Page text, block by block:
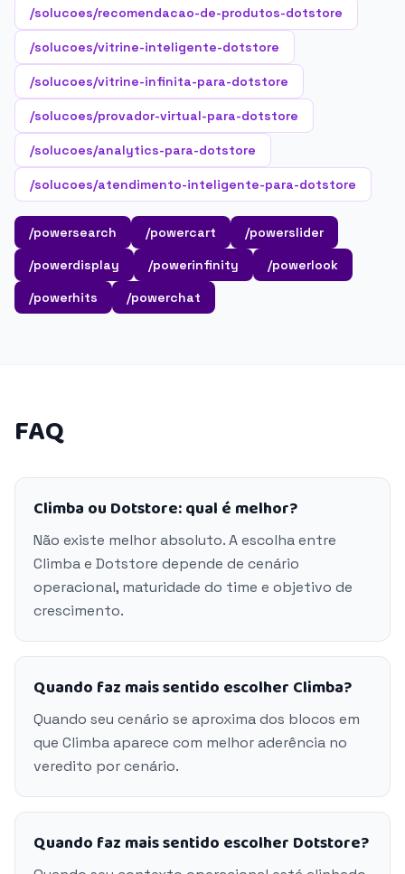
/solucoes/recomendacao-de-produtos-dotstore
/solucoes/vitrine-inteligente-dotstore
/solucoes/vitrine-infinita-para-dotstore
/solucoes/provador-virtual-para-dotstore
/solucoes/analytics-para-dotstore
/solucoes/atendimento-inteligente-para-dotstore
/powersearch /powercart
/powerslider
/powerdisplay
/powerinfinity
/powerlook
/powerhits
/powerchat
FAQ
Climba ou Dotstore: qual é melhor?
Não existe melhor absoluto. A escolha entre
Climba e Dotstore depende de cenário
operacional, maturidade do time e objetivo de
crescimento.
Quando faz mais sentido escolher Climba?
Quando seu cenário se aproxima dos blocos em
que Climba aparece com melhor aderência no
veredito por cenário.
Quando faz mais sentido escolher Dotstore?